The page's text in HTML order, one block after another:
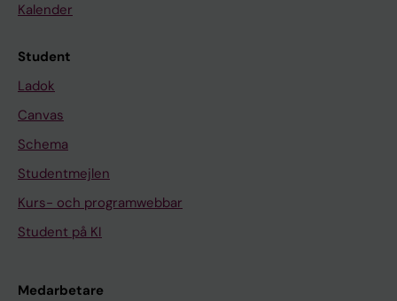
Kalender
Student
Ladok
Canvas
Schema
Studentmejlen
Kurs- och programwebbar
Student på KI
Medarbetare